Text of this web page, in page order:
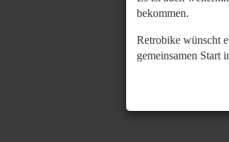
bekommen.
Retrobike wünscht
gemeinsamen Start